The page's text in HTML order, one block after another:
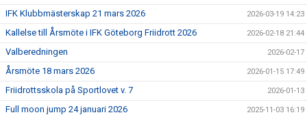
IFK Klubbmästerskap 21 mars 2026 2026-03-19 14:23
Kallelse till Årsmöte i IFK Göteborg Friidrott 2026 2026-02-18 21:44
Valberedningen 2026-02-17
Årsmöte 18 mars 2026 2026-01-15 17:49
Friidrottsskola på Sportlovet v. 7 2026-01-13
Full moon jump 24 januari 2026 2025-11-03 16:19